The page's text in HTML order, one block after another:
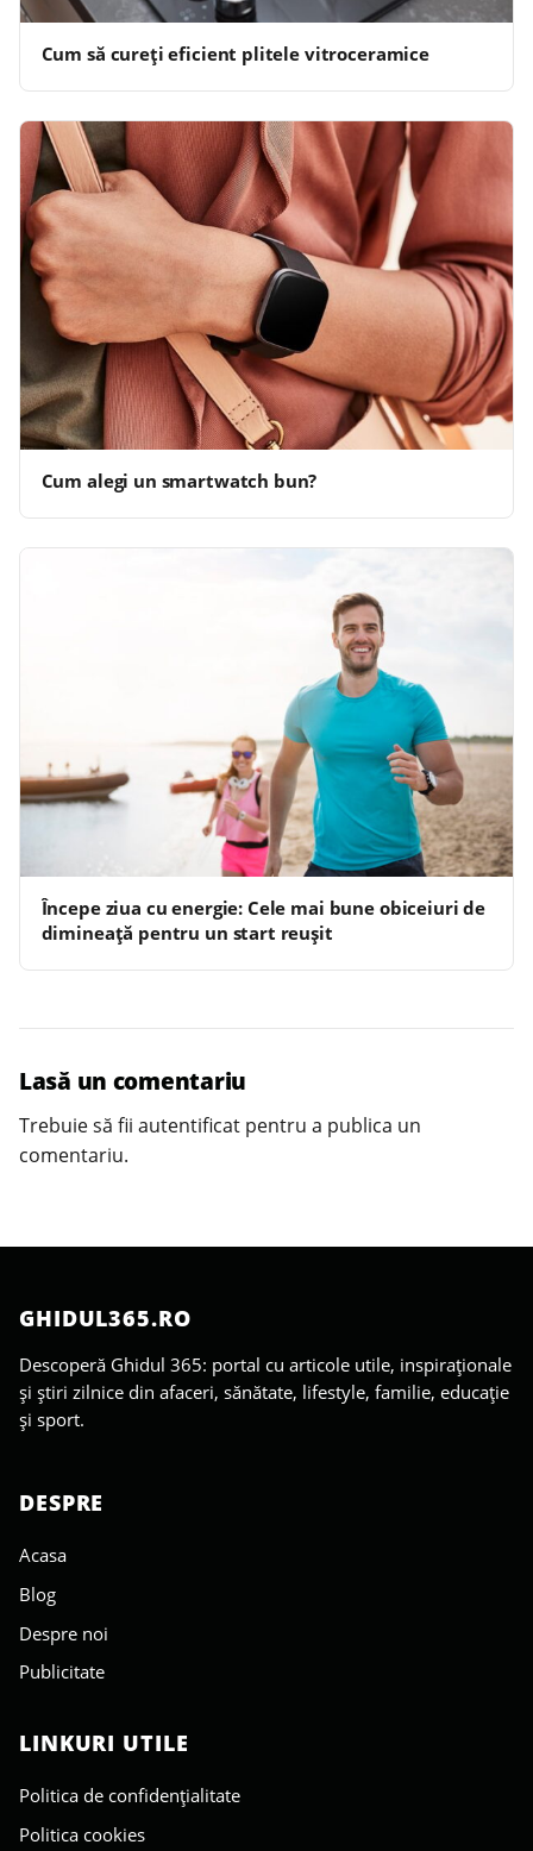
Cum să cureți eficient plitele vitroceramice
Cum alegi un smartwatch bun?
Începe ziua cu energie: Cele mai bune obiceiuri de
dimineață pentru un start reușit
Lasă un comentariu
Trebuie să fii autentificat pentru a publica un
comentariu.
GHIDUL365.RO
Descoperă Ghidul 365: portal cu articole utile, inspiraționale
și știri zilnice din afaceri, sănătate, lifestyle, familie, educație
și sport.
DESPRE
Acasa
Blog
Despre noi
Publicitate
LINKURI UTILE
Politica de confidențialitate
Politica cookies